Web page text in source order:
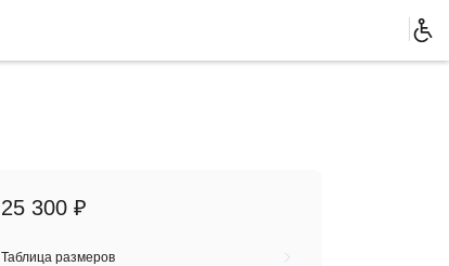
25 300 ₽
Таблица размеров